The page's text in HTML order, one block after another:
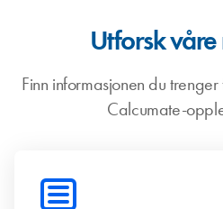
Utforsk våre
Finn informasjonen du
Calcumate-